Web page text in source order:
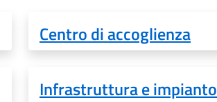
Centro di accoglienza
Infrastruttura e impianto